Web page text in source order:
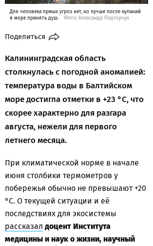
Для человека прмых угроз нет, но лучше после купаний
в море принять душ.
Фото: Александр Подгорчук
Поделиться
Калининградская область
столкнулась с погодной аномалией:
температура воды в Балтийском
море достигла отметки в +23 °C, что
скорее характерно для разгара
августа, нежели для первого
летнего месяца.
При климатической норме в начале
июня столбики термометров у
побережья обычно не превышают +20
°C. О текущей ситуации и её
последствиях для экосистемы
рассказал доцент Института
медицины и наук о жизни, научный